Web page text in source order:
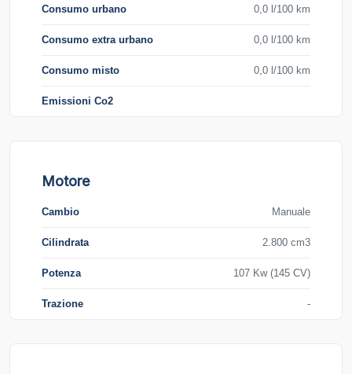
Consumo urbano 0,0 l/100 km
Consumo extra urbano 0,0 l/100 km
Consumo misto 0,0 l/100 km
Emissioni Co2
Motore
Cambio Manuale
Cilindrata 2.800 cm3
Potenza 107 Kw (145 CV)
Trazione -